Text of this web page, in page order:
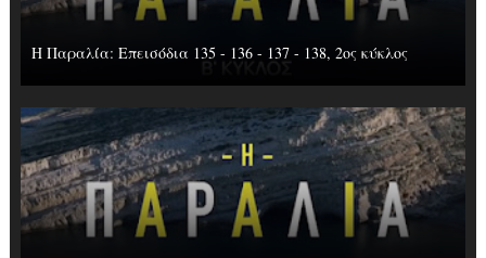
Η Παραλία: Επεισόδια 135 - 136 - 137 - 138, 2ος κύκλος